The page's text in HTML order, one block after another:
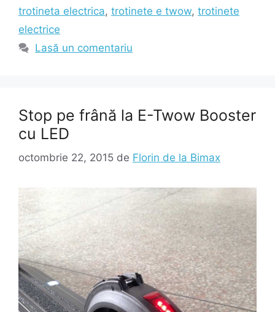
trotineta electrica, trotinete e twow, trotinete
electrice
Lasă un comentariu
Stop pe frână la E-Twow Booster
cu LED
octombrie 22, 2015 de Florin de la Bimax